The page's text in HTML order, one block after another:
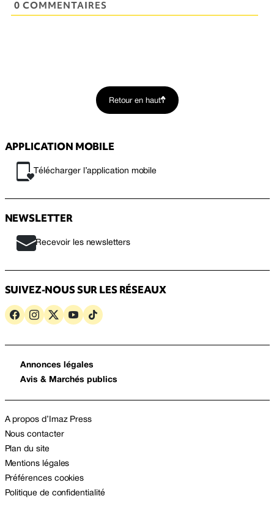
0 COMMENTAIRES
Retour en haut
APPLICATION MOBILE
Télécharger l’application mobile
NEWSLETTER
Recevoir les newsletters
SUIVEZ-NOUS SUR LES RÉSEAUX
Annonces légales
Avis & Marchés publics
A propos d’Imaz Press
Nous contacter
Plan du site
Mentions légales
Préférences cookies
Politique de confidentialité